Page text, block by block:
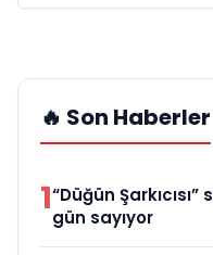
🔥 Son Haberler
1“Düğün
gün sayıyor